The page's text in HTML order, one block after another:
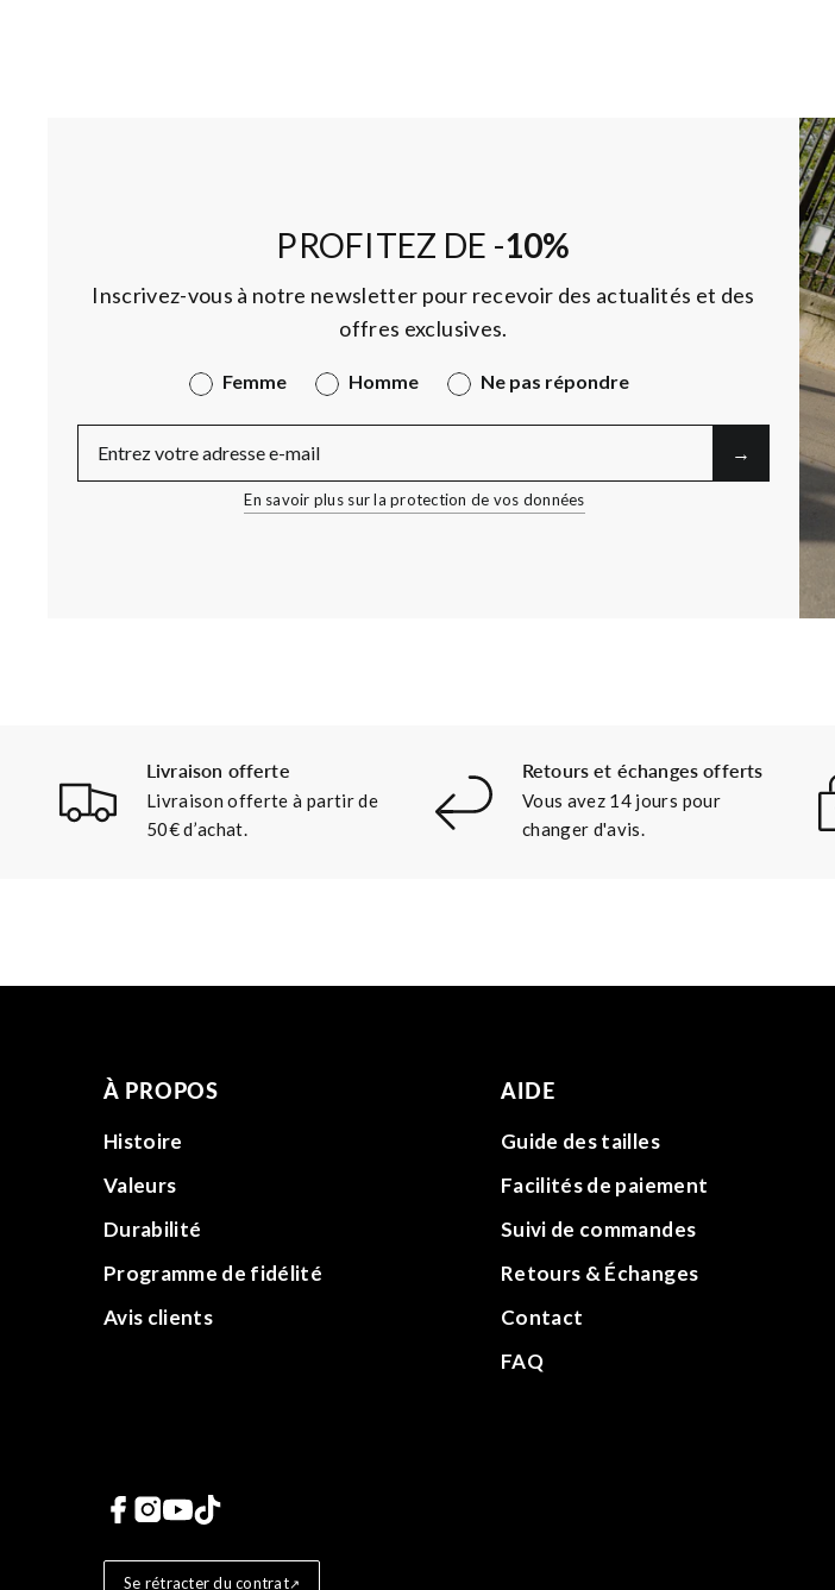
PROFITEZ DE -10%
Inscrivez-vous à notre newsletter pour recevoir des actualités et des
offres exclusives.
Femme Homme Ne pas répondre
→︎
En savoir plus sur la protection de vos données
Livraison offerte
Livraison offerte à partir de
50€ d’achat.
Retours et échanges offerts
Vous avez 14 jours pour
changer d'avis.
À PROPOS
Histoire
Valeurs
Durabilité
Programme de fidélité
Avis clients
AIDE
Guide des tailles
Facilités de paiement
Suivi de commandes
Retours & Échanges
Contact
FAQ
Liens vers les réseaux sociaux
Se rétracter du contrat